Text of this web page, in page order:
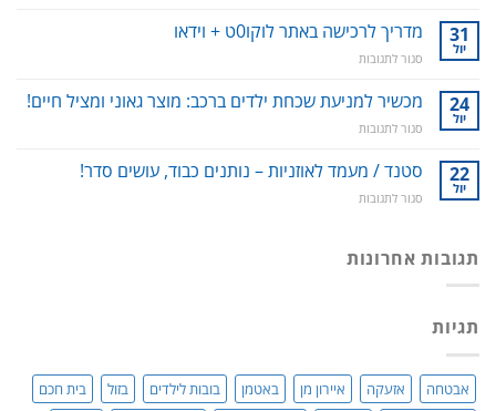
וחלל
–
עששת,
דלקות
אפימדיום:
כל
מה
לדעת!
טבעי
/
בעיות
תערובת
צמחים
31
יול
מדריך לרכישה באתר לוקו0ט + וידאו
סגור לתגובותעל
לרכישה
באתר
וידאו
24
יול
מכשיר למניעת שכחת ילדים ברכב: מוצר גאוני ומציל חיים!
סגור לתגובותעל
למניעת
שכחת
ילדים
גאוני
22
יול
סטנד / מעמד לאוזניות – נותנים כבוד, עושים סדר!
סגור לתגובותעל
מעמדתגובות אחרונות
תגיות
אבטחה אזעקה איירון מן באטמן בובות לילדים בזול
בית חכם